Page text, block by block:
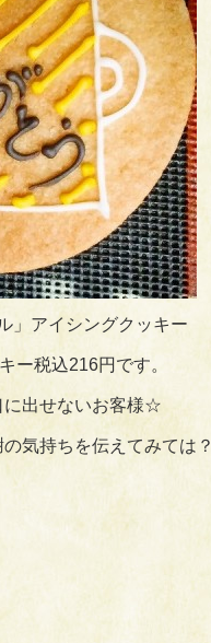
」アイシングクッキー
ー税込216円です。
に出せないお客様☆
気持ちを伝えてみては？